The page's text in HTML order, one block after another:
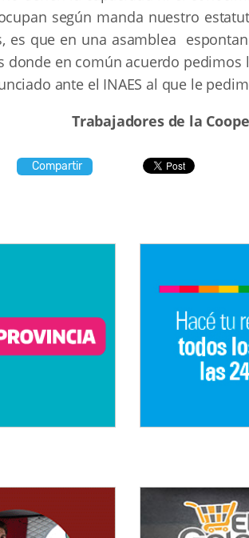
según manda nuestro
es que en una asamblea
donde en común acuerdo
ante el INAES al que le
Trabajadores de la
Compartir